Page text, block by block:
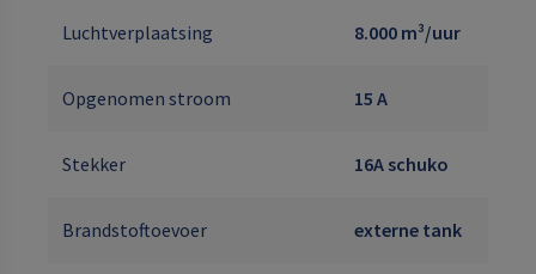
Luchtverplaatsing 8.000 m³/uur
Opgenomen stroom 15 A
Stekker 16A schuko
Brandstoftoevoer externe tank